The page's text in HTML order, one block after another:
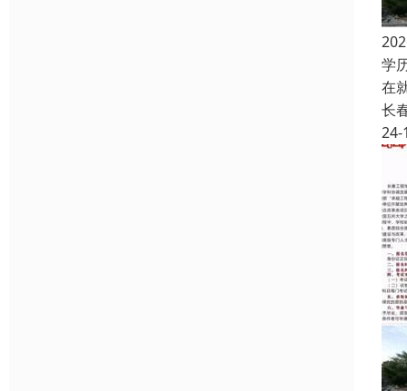
学
在
长
24-